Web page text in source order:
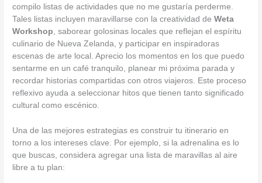
compilo listas de actividades que no me gustaría perderme.
Tales listas incluyen maravillarse con la creatividad deWeta
Workshop, saborear golosinas locales que reflejan el espíritu
culinario de Nueva Zelanda, y participar en inspiradoras
escenas de arte local. Aprecio los momentos en los que puedo
sentarme en un café tranquilo, planear mi próxima parada y
recordar historias compartidas con otros viajeros. Este proceso
reflexivo ayuda a seleccionar hitos que tienen tanto significado
cultural como escénico.
Una de las mejores estrategias es construir tu itinerario en
torno a los intereses clave. Por ejemplo, si la adrenalina es lo
que buscas, considera agregar una lista de maravillas al aire
libre a tu plan: